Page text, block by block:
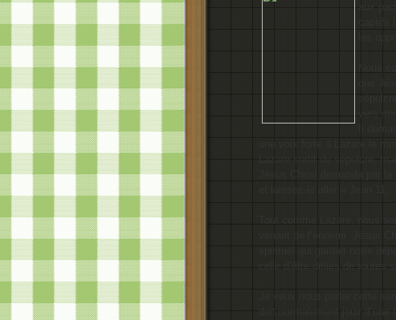
aux
captifs
les
Nous
que
vers
Il
une voix forte à Lazare le
Lazare sortit du sépulcre,
Jésus Christ demanda par
et laissez-le aller » Jean 11 :
Tout comme Lazare, nous
venant de l’ennemi. Jésus
spirituel qui gardait notre
celle d’être déliés de toutes
Je veux nous parler cette
doit normalement jouir